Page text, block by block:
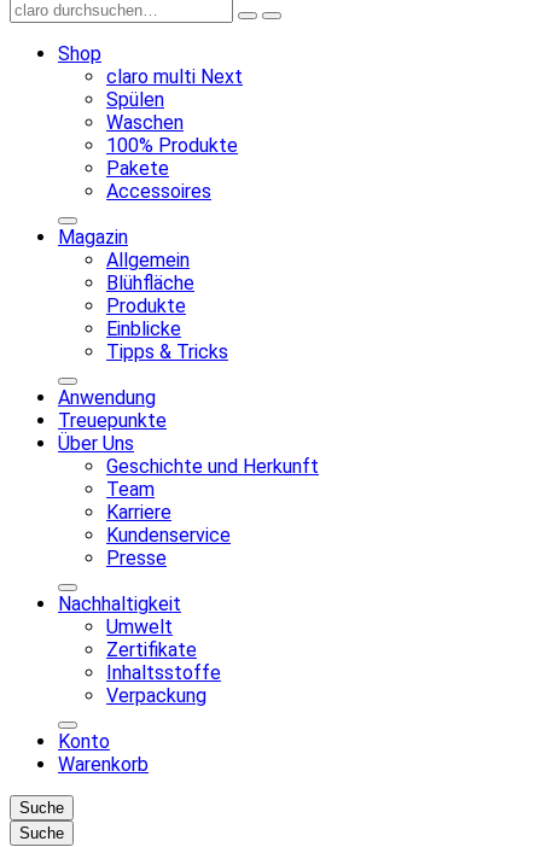
Shop
claro multi Next
Spülen
Waschen
100% Produkte
Pakete
Accessoires
Magazin
Allgemein
Blühfläche
Produkte
Einblicke
Tipps & Tricks
Anwendung
Treuepunkte
Über Uns
Geschichte und Herkunft
Team
Karriere
Kundenservice
Presse
Nachhaltigkeit
Umwelt
Zertifikate
Inhaltsstoffe
Verpackung
Konto
Warenkorb
Suche
Suche